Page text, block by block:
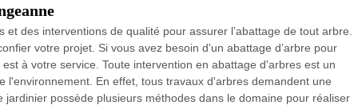
des interventions de qualité pour assurer l’abattage de tout arbre.
votre projet. Si vous avez besoin d'un abattage d’arbre pour
à votre service. Toute intervention en abattage d'arbres est un
l'environnement. En effet, tous travaux d'arbres demandent une
jardinier possède plusieurs méthodes dans le domaine pour réaliser